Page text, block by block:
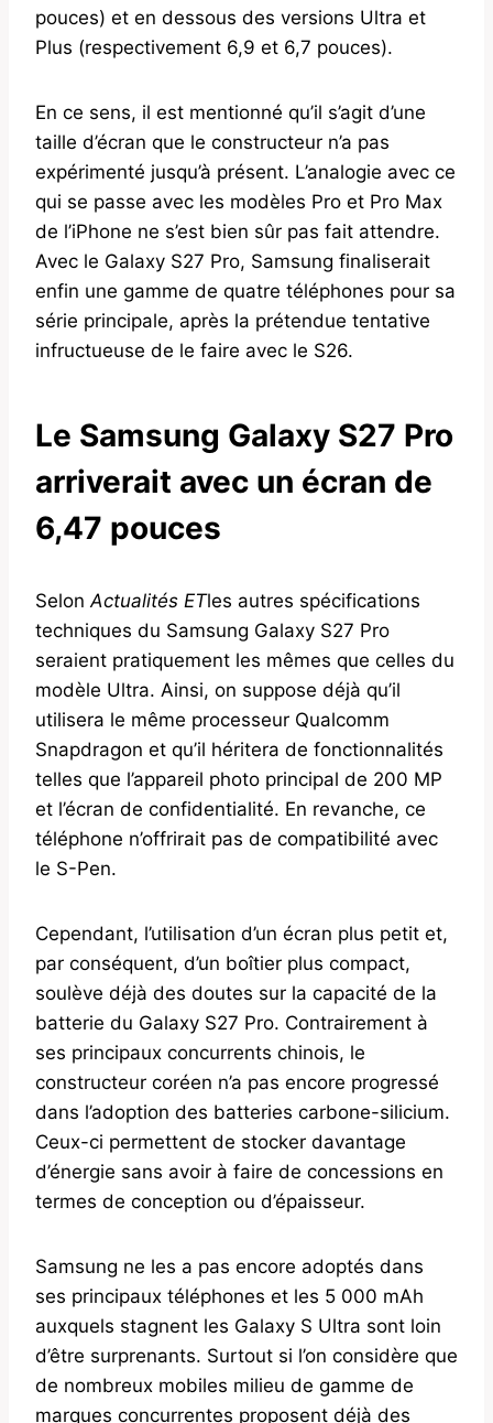
pouces) et en dessous des versions Ultra et
Plus (respectivement 6,9 et 6,7 pouces).
En ce sens, il est mentionné qu’il s’agit d’une
taille d’écran que le constructeur n’a pas
expérimenté jusqu’à présent. L’analogie avec ce
qui se passe avec les modèles Pro et Pro Max
de l’iPhone ne s’est bien sûr pas fait attendre.
Avec le Galaxy S27 Pro, Samsung finaliserait
enfin une gamme de quatre téléphones pour sa
série principale, après la prétendue tentative
infructueuse de le faire avec le S26.
Le Samsung Galaxy S27 Pro
arriverait avec un écran de
6,47 pouces
Selon Actualités ETles autres spécifications
techniques du Samsung Galaxy S27 Pro
seraient pratiquement les mêmes que celles du
modèle Ultra. Ainsi, on suppose déjà qu’il
utilisera le même processeur Qualcomm
Snapdragon et qu’il héritera de fonctionnalités
telles que l’appareil photo principal de 200 MP
et l’écran de confidentialité. En revanche, ce
téléphone n’offrirait pas de compatibilité avec
le S-Pen.
Cependant, l’utilisation d’un écran plus petit et,
par conséquent, d’un boîtier plus compact,
soulève déjà des doutes sur la capacité de la
batterie du Galaxy S27 Pro. Contrairement à
ses principaux concurrents chinois, le
constructeur coréen n’a pas encore progressé
dans l’adoption des batteries carbone-silicium.
Ceux-ci permettent de stocker davantage
d’énergie sans avoir à faire de concessions en
termes de conception ou d’épaisseur.
Samsung ne les a pas encore adoptés dans
ses principaux téléphones et les 5 000 mAh
auxquels stagnent les Galaxy S Ultra sont loin
d’être surprenants. Surtout si l’on considère que
de nombreux mobiles milieu de gamme de
marques concurrentes proposent déjà des